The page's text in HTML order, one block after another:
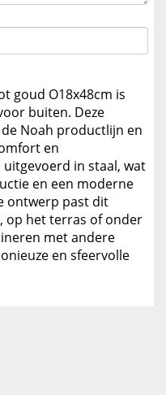
goud O18x48cm is
buiten. Deze
Noah productlijn en
en
in staal, wat
en een moderne
ontwerp past dit
op het terras of onder
met andere
en sfeervolle